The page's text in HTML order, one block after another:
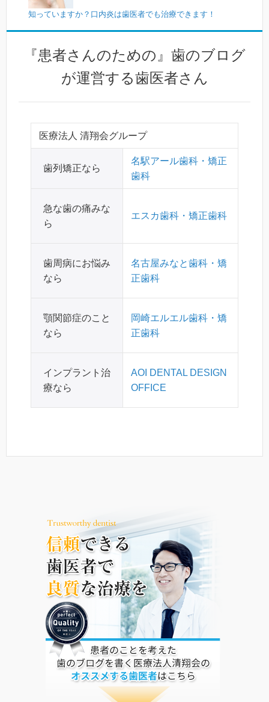
知っていますか？口内炎は歯医者でも治療できます！
『患者さんのための』歯のブログ
が運営する歯医者さん
医療法人 清翔会グループ
歯列矯正なら
名駅アール歯科・矯正
歯科
急な歯の痛みな
ら
エスカ歯科・矯正歯科
歯周病にお悩み
なら
名古屋みなと歯科・矯
正歯科
顎関節症のこと
なら
岡崎エルエル歯科・矯
正歯科
インプラント治
療なら
AOI DENTAL DESIGN
OFFICE